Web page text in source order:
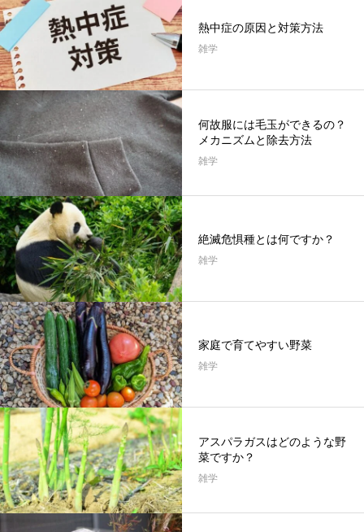
熱中症の原因と対策方法
雑学
何故服には毛玉ができるの？
メカニズムと除去方法
雑学
絶滅危惧種とは何ですか？
雑学
家庭で育てやすい野菜
雑学
アスパラガスはどのような野
菜ですか？
雑学